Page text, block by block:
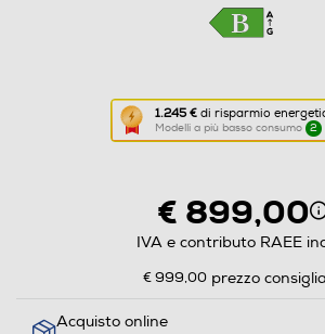
1.245 € di risparmio
Modelli a più basso consumo 2
Questa
azione
Calcolatore
risparmio
di
€ 899,00
IVA e contributo RAEE
€ 999,00 prezzo
Acquisto online